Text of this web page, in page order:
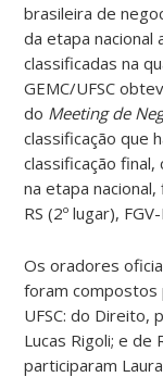
brasileira de
da etapa nacional
classificadas na
GEMC/UFSC
do Meeting de
classificação que
classificação
na etapa nacional,
RS (2º lugar),
Os oradores
foram compostos
UFSC: do Direito,
Lucas Rigoli; e de
participaram